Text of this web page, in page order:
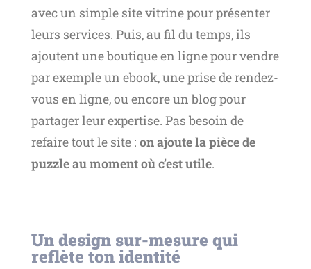
avec un simple site vitrine pour présenter
leurs services. Puis, au fil du temps, ils
ajoutent une boutique en ligne pour vendre
par exemple un ebook, une prise de rendez-
vous en ligne, ou encore un blog pour
partager leur expertise. Pas besoin de
refaire tout le site : on ajoute la pièce de
puzzle au moment où c’est utile.
Un design sur-mesure qui
reflète ton identité